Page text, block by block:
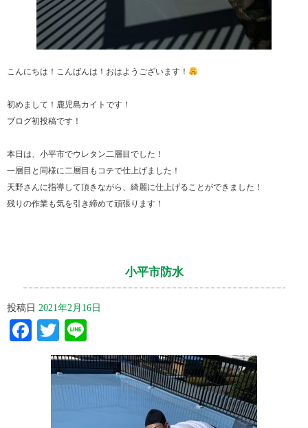
こんにちは！こんばんは！おはようございます！
初めまして！鹿児島カイトです！
ブログ初投稿です！
本日は、小平市でウレタン二層目でした！
一層目と同様に二層目もコテで仕上げました！
天野さんに指導して頂きながら、綺麗に仕上げることができました！
残りの作業も気を引き締めて頑張ります！
小平市防水
投稿日 2021年2月16日
Facebook
Twitter